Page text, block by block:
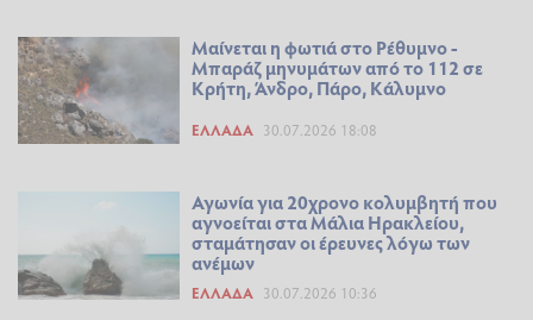
Μαίνεται η φωτιά στο Ρέθυμνο -
Μπαράζ μηνυμάτων από το 112 σε
Κρήτη, Άνδρο, Πάρο, Κάλυμνο
ΕΛΛΆΔΑ 30.07.2026 18:08
Αγωνία για 20χρονο κολυμβητή που
αγνοείται στα Μάλια Ηρακλείου,
σταμάτησαν οι έρευνες λόγω των
ανέμων
ΕΛΛΆΔΑ 30.07.2026 10:36